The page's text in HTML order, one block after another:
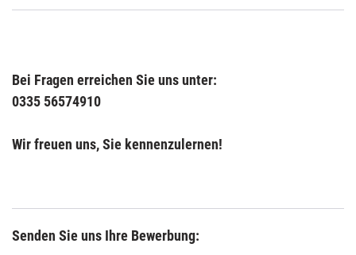
Bei Fragen erreichen Sie uns unter:
0335 56574910
Wir freuen uns, Sie kennenzulernen!
Senden Sie uns Ihre Bewerbung: